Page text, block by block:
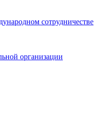
сотрудничестве
организации